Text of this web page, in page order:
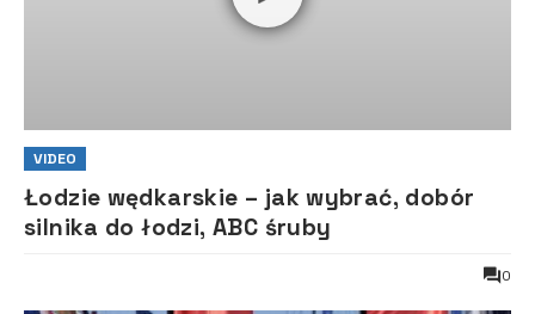
VIDEO
Łodzie wędkarskie – jak wybrać, dobór
silnika do łodzi, ABC śruby
0